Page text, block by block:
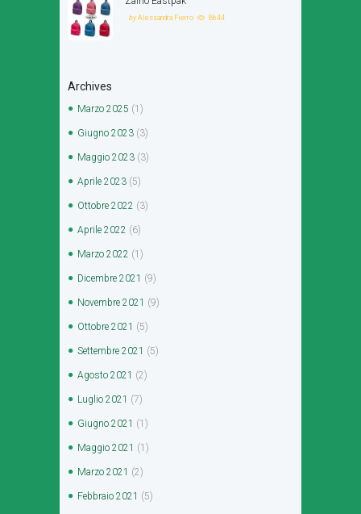
byAlessandra Fierro 8644
Archives
Marzo 2025 (1)
Giugno 2023 (3)
Maggio 2023 (3)
Aprile 2023 (5)
Ottobre 2022 (3)
Aprile 2022 (6)
Marzo 2022 (1)
Dicembre 2021 (9)
Novembre 2021 (9)
Ottobre 2021 (5)
Settembre 2021 (5)
Agosto 2021 (2)
Luglio 2021 (7)
Giugno 2021 (1)
Maggio 2021 (1)
Marzo 2021 (2)
Febbraio 2021 (5)